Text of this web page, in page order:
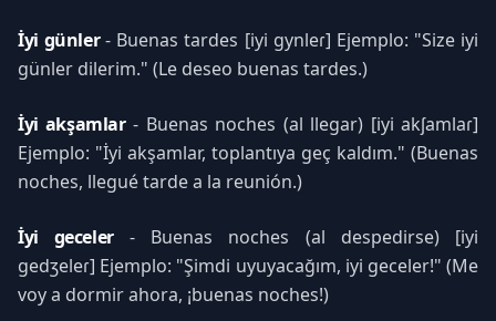
İyi günler- Buenas tardes [iyi gynleɾ] Ejemplo: "Size iyi
günler dilerim." (Le deseo buenas tardes.)
İyi akşamlar- Buenas noches (al llegar) [iyi akʃamlaɾ]
Ejemplo: "İyi akşamlar, toplantıya geç kaldım." (Buenas
noches, llegué tarde a la reunión.)
İyi geceler- Buenas noches (al despedirse) [iyi
gedʒeleɾ] Ejemplo: "Şimdi uyuyacağım, iyi geceler!" (Me
voy a dormir ahora, ¡buenas noches!)